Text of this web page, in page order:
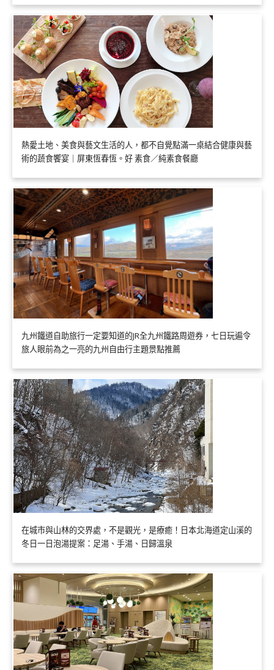
熱愛土地、美食與藝文生活的人，都不自覺點滿一桌結合健康與藝
術的蔬食饗宴｜屏東恆春恆。好 素食／純素食餐廳
九州鐵道自助旅行一定要知道的JR全九州鐵路周遊券，七日玩遍令
旅人眼前為之一亮的九州自由行主題景點推薦
在城市與山林的交界處，不是觀光，是療癒！日本北海道定山溪的
冬日一日泡湯提案：足湯、手湯、日歸溫泉